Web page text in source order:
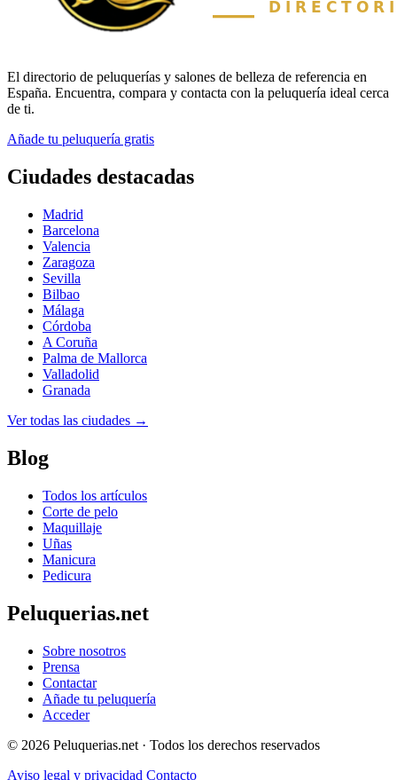
El directorio de peluquerías y salones de belleza de referencia en
España. Encuentra, compara y contacta con la peluquería ideal cerca
de ti.
Añade tu peluquería gratis
Ciudades destacadas
Madrid
Barcelona
Valencia
Zaragoza
Sevilla
Bilbao
Málaga
Córdoba
A Coruña
Palma de Mallorca
Valladolid
Granada
Ver todas las ciudades →
Blog
Todos los artículos
Corte de pelo
Maquillaje
Uñas
Manicura
Pedicura
Peluquerias.net
Sobre nosotros
Prensa
Contactar
Añade tu peluquería
Acceder
© 2026 Peluquerias.net · Todos los derechos reservados
Aviso legal y privacidad Contacto